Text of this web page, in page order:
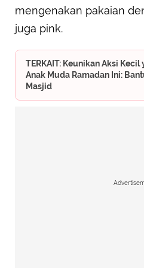
mengenakan pakaian
juga pink.
TERKAIT: Keunikan Aksi
Anak Muda Ramadan Ini:
Masjid